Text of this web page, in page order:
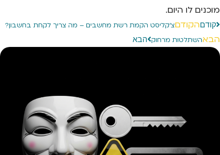
מוכנים לו היום.
קודםהקודםצ'קליסט הקמת רשת מחשבים – מה צריך לקחת בחשבון?
הבאהשתלטות מרחוק הבא